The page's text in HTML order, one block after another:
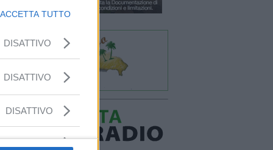
ACCETTA TUTTO
DISATTIVO
DISATTIVO
DISATTIVO